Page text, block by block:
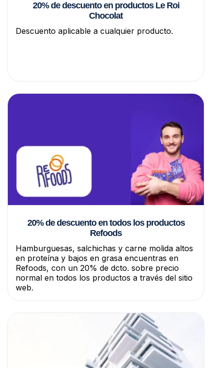
20% de descuento en productos Le Roi
Chocolat
Descuento aplicable a cualquier producto.
20% de descuento en todos los productos
Refoods
Hamburguesas, salchichas y carne molida altos
en proteína y bajos en grasa encuentras en
Refoods, con un 20% de dcto. sobre precio
normal en todos los productos a través del sitio
web.